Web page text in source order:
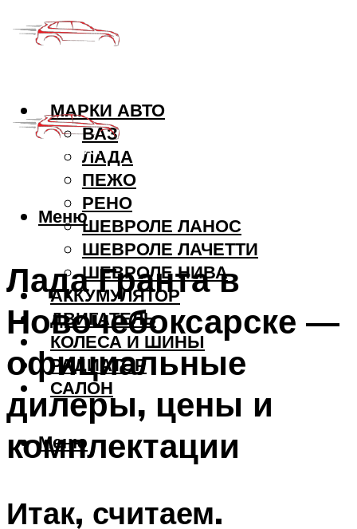
МАРКИ АВТО
ВАЗ
ЛАДА
ПЕЖО
РЕНО
ШЕВРОЛЕ ЛАНОС
ШЕВРОЛЕ ЛАЧЕТТИ
ШЕВРОЛЕ НИВА
АККУМУЛЯТОР
ДВИГАТЕЛЬ
КОЛЕСА И ШИНЫ
РАДИАТОР
САЛОН
Меню
Меню
Лада Гранта в
Новочебоксарске —
официальные
дилеры, цены и
комплектации
Итак, считаем.